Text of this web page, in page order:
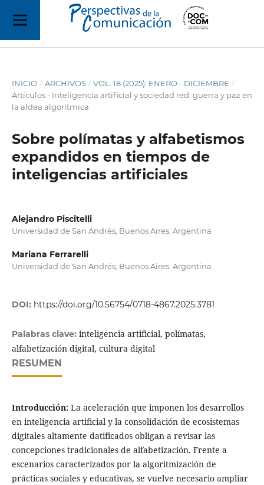
INICIO / ARCHIVOS / VOL. 18 (2025): ENERO - DICIEMBRE /
Artículos - Inteligencia artificial y sociedad red: guerra y paz en
la aldea algorítmica
Sobre polímatas y alfabetismos
expandidos en tiempos de
inteligencias artificiales
Alejandro Piscitelli
Universidad de San Andrés, Buenos Aires, Argentina
Mariana Ferrarelli
Universidad de San Andrés, Buenos Aires, Argentina
DOI: https://doi.org/10.56754/0718-4867.2025.3781
Palabras clave: inteligencia artificial, polímatas,
alfabetización digital, cultura digital
RESUMEN
Introducción:La aceleración que imponen los desarrollos
en inteligencia artificial y la consolidación de ecosistemas
digitales altamente datificados obligan a revisar las
concepciones tradicionales de alfabetización. Frente a
escenarios caracterizados por la algoritmización de
prácticas sociales y educativas, se vuelve necesario ampliar